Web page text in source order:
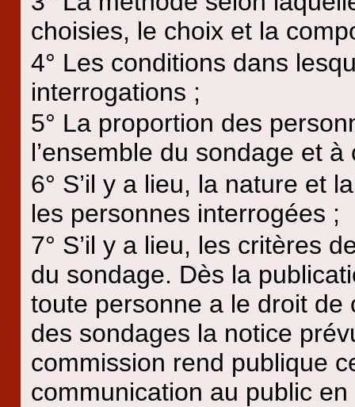
choisies, le choix et la
4° Les conditions dans
interrogations ;
5° La proportion des
l’ensemble du sondage et
6° S’il y a lieu, la nature et
les personnes interrogées ;
7° S’il y a lieu, les critères
du sondage. Dès la
toute personne a le droit
des sondages la notice
commission rend publique
communication au public en